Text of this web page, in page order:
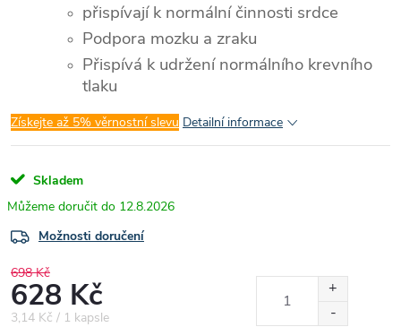
přispívají k normální činnosti srdce
Podpora mozku a zraku
Přispívá k udržení normálního krevního
tlaku
Získejte až 5% věrnostní slevu Detailní informace
Skladem
12.8.2026
Možnosti doručení
698 Kč
628 Kč
Měrná
3,14 Kč / 1 kapsle